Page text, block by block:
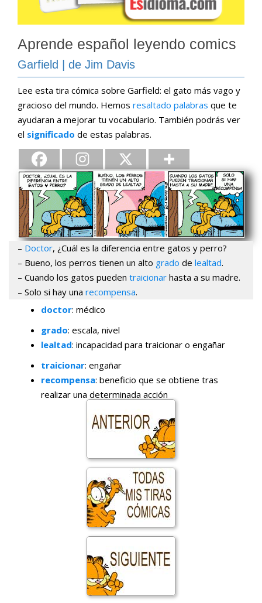
Aprende español leyendo comics
Garfield | de Jim Davis
Lee esta tira cómica sobre Garfield: el gato más vago y
gracioso del mundo. Hemos resaltado palabras que te
ayudaran a mejorar tu vocabulario. También podrás ver
el significado de estas palabras.
– Doctor, ¿Cuál es la diferencia entre gatos y perro?
– Bueno, los perros tienen un alto grado de lealtad.
– Cuando los gatos pueden traicionar hasta a su madre.
– Solo si hay una recompensa.
doctor: médico
grado: escala, nivel
lealtad: incapacidad para traicionar o engañar
traicionar: engañar
recompensa: beneficio que se obtiene tras
realizar una determinada acción